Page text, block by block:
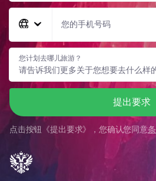
您的手机号码
您计划去哪儿旅游？
提出要求
点击按钮《提出要求》，您确认您同意